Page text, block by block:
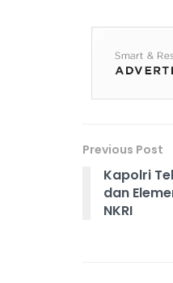
Previous Post
Kapolri
dan
NKRI